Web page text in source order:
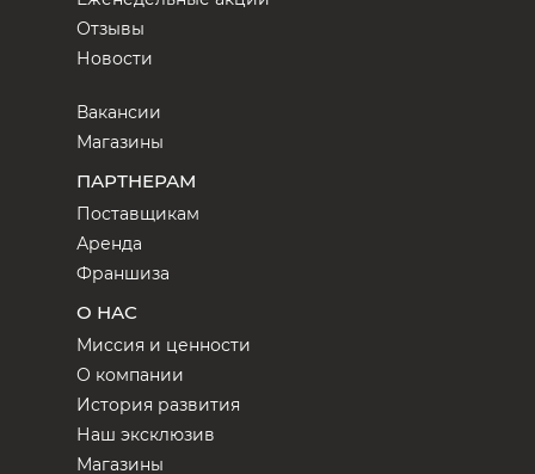
Отзывы
Новости
Вакансии
Магазины
ПАРТНЕРАМ
Поставщикам
Аренда
Франшиза
О НАС
Миссия и ценности
О компании
История развития
Наш эксклюзив
Магазины